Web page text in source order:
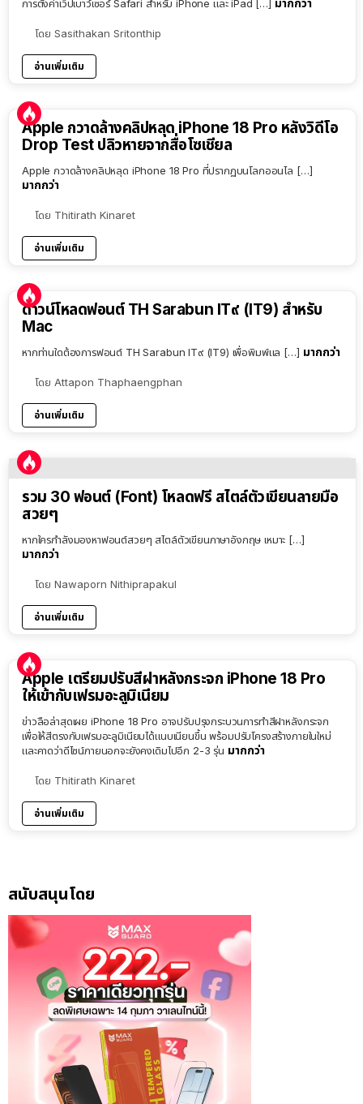
การตั้งค่าเว็ปเบาว์เซอร์ Safari สำหรับ iPhone และ iPad […] มากกว่า
โดย Sasithakan Sritonthip
อ่านเพิ่มเติม
Apple กวาดล้างคลิปหลุด iPhone 18 Pro หลังวิดีโอ
Drop Test ปลิวหายจากสื่อโซเชียล
Apple กวาดล้างคลิปหลุด iPhone 18 Pro ที่ปรากฏบนโลกออนไล […]
มากกว่า
โดย Thitirath Kinaret
อ่านเพิ่มเติม
ดาวน์โหลดฟอนต์ TH Sarabun IT๙ (IT9) สำหรับ
Mac
หากท่านใดต้องการฟอนต์ TH Sarabun IT๙ (IT9) เพื่อพิมพ์แล […] มากกว่า
โดย Attapon Thaphaengphan
อ่านเพิ่มเติม
รวม 30 ฟอนต์ (Font) โหลดฟรี สไตล์ตัวเขียนลายมือ
สวยๆ
หากใครกำลังมองหาฟอนต์สวยๆ สไตล์ตัวเขียนภาษาอังกฤษ เหมาะ […]
มากกว่า
โดย Nawaporn Nithiprapakul
อ่านเพิ่มเติม
Apple เตรียมปรับสีฝาหลังกระจก iPhone 18 Pro
ให้เข้ากับเฟรมอะลูมิเนียม
ข่าวลือล่าสุดเผย iPhone 18 Pro อาจปรับปรุงกระบวนการทำสีฝาหลังกระจก
เพื่อให้สีตรงกับเฟรมอะลูมิเนียมได้แนบเนียนขึ้น พร้อมปรับโครงสร้างภายในใหม่
และคาดว่าดีไซน์ภายนอกจะยังคงเดิมไปอีก 2-3 รุ่น มากกว่า
โดย Thitirath Kinaret
อ่านเพิ่มเติม
สนับสนุนโดย